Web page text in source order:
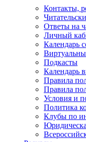
Контакты,
Ответы на
Личный
Календарь
Подкасты
Календарь
Правила
Правила
Условия и
Политика
Клубы по